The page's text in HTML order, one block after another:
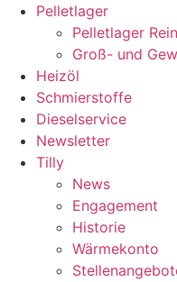
Pelletlager
Pelletlager
Groß- und
Heizöl
Schmierstoffe
Dieselservice
Newsletter
Tilly
News
Engagement
Historie
Wärmekonto